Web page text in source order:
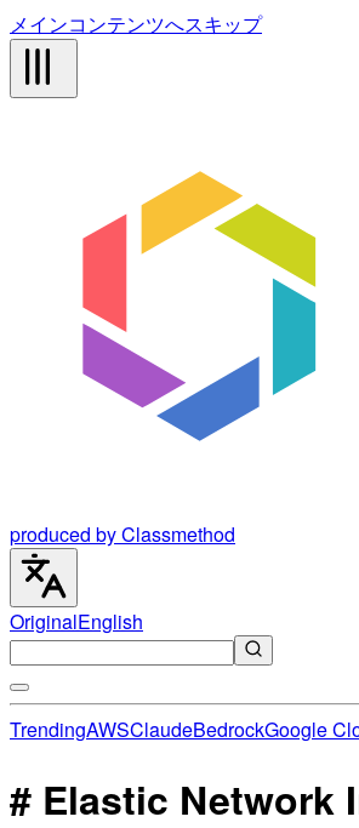
メインコンテンツへスキップ
produced by Classmethod
OriginalEnglish
TrendingAWSClaudeBedrockGoogle
# Elastic Network